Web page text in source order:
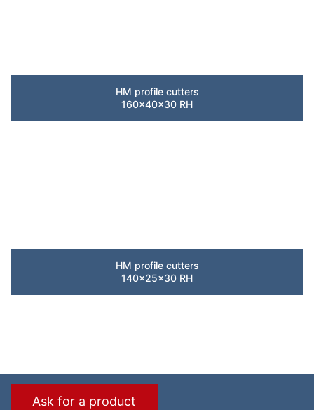
HM profile cutters
160x40x30 RH
HM profile cutters
140x25x30 RH
Ask for a product